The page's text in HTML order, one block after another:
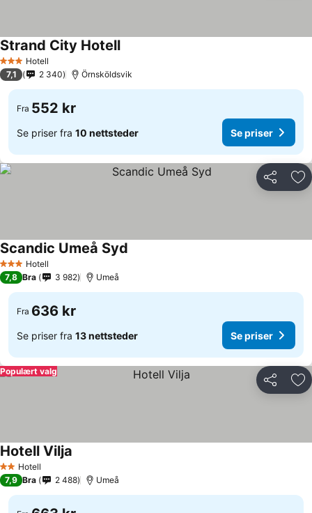
3 StjernerHotell
Strand City HotellSe priser
7,1 2 340 Örnsköldsvik
Fra 552 kr
Se priser fra 10 nettsteder Se priser
Del
3 StjernerHotell
Scandic Umeå Syd
7,8 Bra 3 982 Umeå
Fra 636 kr
Se priser fra 13 nettsteder Se priser
Del
Populært valg
2 Stjerner
Hotell
Hotell Vilja
7,9 Bra 2 488 Umeå